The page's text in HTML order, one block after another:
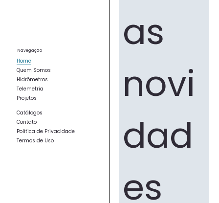
Navegação
as
novi
dad
es
Home
Quem Somos
Hidrômetros
Telemetria
Projetos
Catálogos
Contato
Politica de Privacidade
Termos de Uso